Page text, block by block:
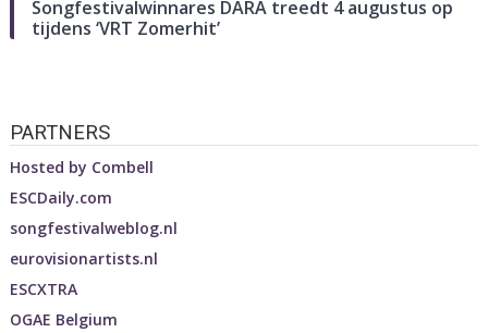
Songfestivalwinnares DARA treedt 4 augustus op
tijdens ‘VRT Zomerhit’
PARTNERS
Hosted by Combell
ESCDaily.com
songfestivalweblog.nl
eurovisionartists.nl
ESCXTRA
OGAE Belgium